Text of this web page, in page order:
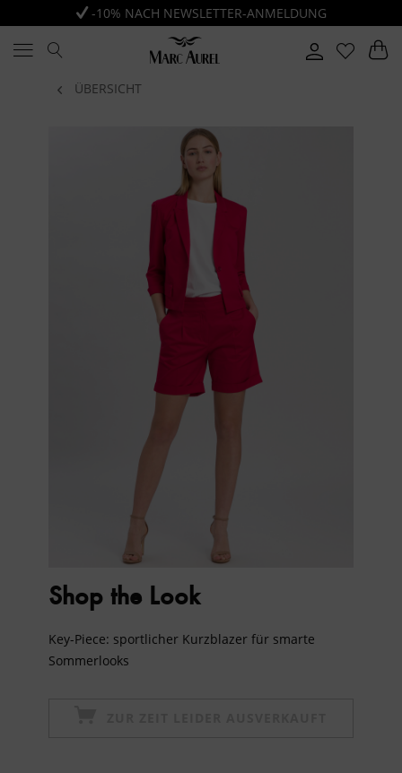
-10% NACH NEWSLETTER-ANMELDUNG
ÜBERSICHT
Shop the Look
Key-Piece: sportlicher Kurzblazer für smarte
Sommerlooks